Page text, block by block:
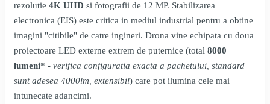
rezolutie 4K UHD si fotografii de 12 MP. Stabilizarea
electronica (EIS) este critica in mediul industrial pentru a obtine
imagini "citibile" de catre ingineri. Drona vine echipata cu doua
proiectoare LED externe extrem de puternice (total 8000
lumeni* - verifica configuratia exacta a pachetului, standard
sunt adesea 4000lm, extensibil) care pot ilumina cele mai
intunecate adancimi.